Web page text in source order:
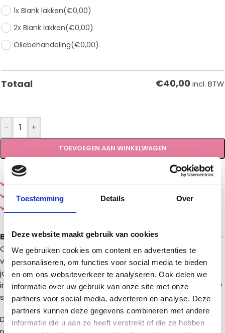
Toestemming Details Over
Deze website maakt gebruik van cookies
We gebruiken cookies om content en advertenties te
personaliseren, om functies voor social media te bieden
en om ons websiteverkeer te analyseren. Ook delen we
informatie over uw gebruik van onze site met onze
partners voor social media, adverteren en analyse. Deze
partners kunnen deze gegevens combineren met andere
informatie die u aan ze heeft verstrekt of die ze hebben
1x Blank lakken(€0,00)
2x Blank lakken(€0,00)
Oliebehandeling(€0,00)
Totaal €40,00 incl. BTW
- +
TOEVOEGEN AAN WINKELWAGEN
Eenvoudigonlinesamenstellen en bestellen
Diversehoutsoorten en stijlen
Beschrijving
Op zoek naar een onderregel voor jouw nieuw balustrade
van grenenhout? Wij leveren deze op maat gemaakt voor
jouw project! De grenen regel word geleverd zonder
inboringen, zodat je deze zelf passend kunt maken op jouw
situatie.
De afmeting van de onderregel is 44×66 MM. Je kunt de